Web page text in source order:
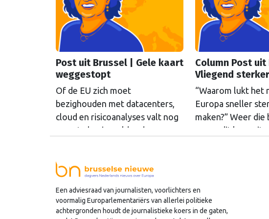
Post uit Brussel | Gele kaart
weggestopt
Of de EU zich moet
bezighouden met datacenters,
cloud en risicoanalyses valt nog
maar te bezien, aldus de
eerst in drie jaar overwoog de
trekken, schrijft onze columnist
Mendeltje van Keulen (cartoon).
Column Post uit
Vliegend
“Waarom lukt het
Europa sneller
maken?” Weer
vraag, dit keer uit
ter voorbereiding
poging tot
columnist
Een adviesraad van journalisten, voorlichters en
voormalig Europarlementariërs van allerlei politieke
achtergronden houdt de journalistieke koers in de gaten,